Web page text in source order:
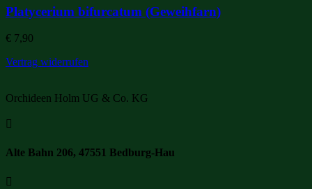
Platycerium bifurcatum (Geweihfarn)
€ 7,90
Vertrag widerrufen
Orchideen Holm UG & Co. KG

Alte Bahn 206, 47551 Bedburg-Hau
